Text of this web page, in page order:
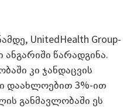
UnitedHealth Group-
წარადგინა.
კი ჯანდაცვის
დაახლოებით 3%-ით
განმავლობაში ეს